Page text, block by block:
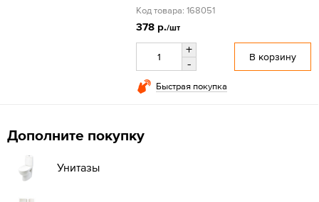
Код товара: 168051
378 р./шт
+
-
В корзину
Быстрая покупка
Дополните покупку
Унитазы